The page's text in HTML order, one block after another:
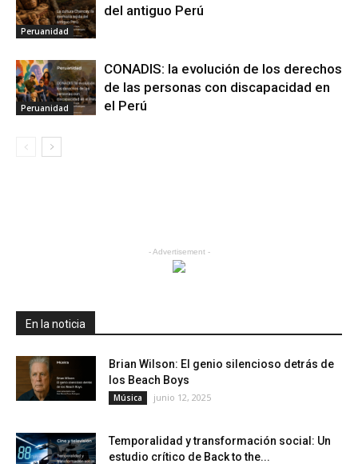
Peruanidad
del antiguo Perú
Peruanidad
CONADIS: la evolución de los derechos
de las personas con discapacidad en
el Perú
- Advertisement -
En la noticia
Brian Wilson: El genio silencioso detrás de
los Beach Boys
Música junio 12, 2025
Temporalidad y transformación social: Un
estudio crítico de Back to the...